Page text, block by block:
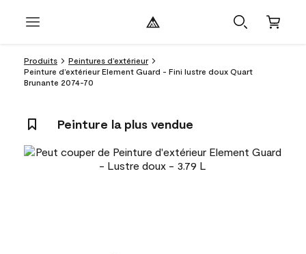
Produits
Peintures d’extérieur
Peinture d’extérieur Element Guard - Fini lustre doux Quart
Brunante 2074-70
Peinture la plus vendue